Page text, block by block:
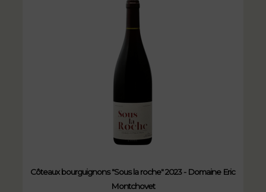
Côteaux bourguignons "Sous la roche" 2023 - Domaine Eric
Montchovet